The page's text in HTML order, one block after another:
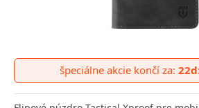
špeciálne akcie končí za: